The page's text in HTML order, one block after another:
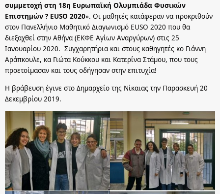
συμμετοχή στη 18η Ευρωπαϊκή Ολυμπιάδα Φυσικών
Επιστημών ? EUSO 2020». Οι μαθητές κατάφεραν να προκριθούν
στον Πανελλήνιο Μαθητικό Διαγωνισμό EUSO 2020 που θα
διεξαχθεί στην Αθήνα (ΕΚΦΕ Αγίων Αναργύρων) στις 25
Ιανουαρίου 2020. Συγχαρητήρια και στους καθηγητές κο Γιάννη
Αράπκουλε, κα Γιώτα Κούκκου και Κατερίνα Στάμου, που τους
προετοίμασαν και τους οδήγησαν στην επιτυχία!
Η βράβευση έγινε στο Δημαρχείο της Νίκαιας την Παρασκευή 20
Δεκεμβρίου 2019.